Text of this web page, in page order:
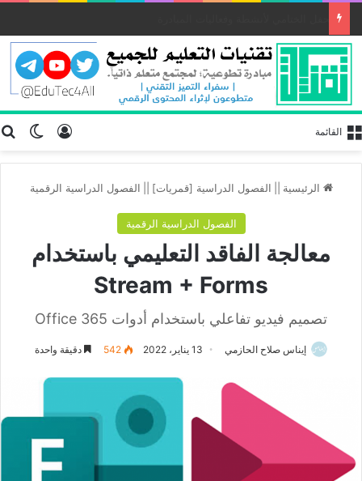
تسجيل القائمة
الرئيسية الفصول الدراسية [قمريات] الفصول الدراسية الرقمية
الفصول الدراسية الرقمية
معالجة الفاقد التعليمي باستخدام
Stream + Forms
تصميم فيديو تفاعلي باستخدام أدوات Office 365
إيناس صلاح الحازمي 13 يناير، 2022 542 دقيقة واحدة